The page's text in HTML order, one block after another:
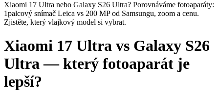
Xiaomi 17 Ultra nebo Galaxy S26 Ultra? Porovnáváme fotoaparáty:
1palcový snímač Leica vs 200 MP od Samsungu, zoom a cenu.
Zjistěte, který vlajkový model si vybrat.
Xiaomi 17 Ultra vs Galaxy S26
Ultra — který fotoaparát je
lepší?